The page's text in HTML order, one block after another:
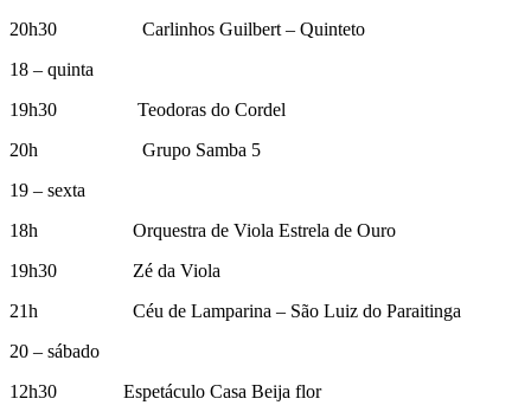
20h30 Carlinhos Guilbert – Quinteto
18 – quinta
19h30 Teodoras do Cordel
20h Grupo Samba 5
19 – sexta
18h Orquestra de Viola Estrela de Ouro
19h30 Zé da Viola
21h Céu de Lamparina – São Luiz do Paraitinga
20 – sábado
12h30 Espetáculo Casa Beija flor